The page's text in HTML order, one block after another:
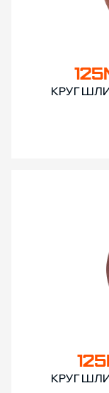
КРУГ
КРУГ